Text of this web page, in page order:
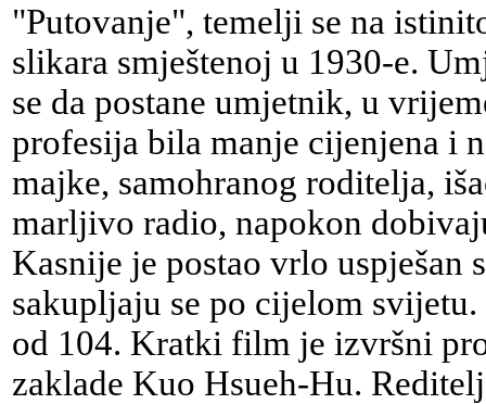
"Putovanje", temelji se na
slikara smještenoj u 1930-e.
se da postane umjetnik, u
profesija bila manje cijenjena i
majke, samohranog roditelja,
marljivo radio, napokon
Kasnije je postao vrlo uspješan
sakupljaju se po cijelom
od 104. Kratki film je izvršni
zaklade Kuo Hsueh-Hu.